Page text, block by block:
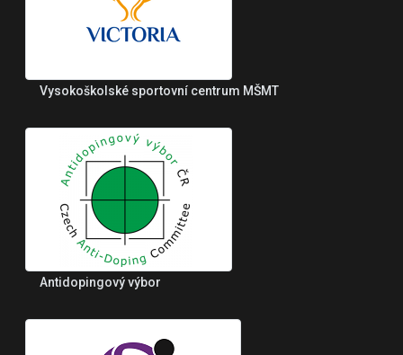
Vysokoškolské sportovní centrum MŠMT
Antidopingový výbor